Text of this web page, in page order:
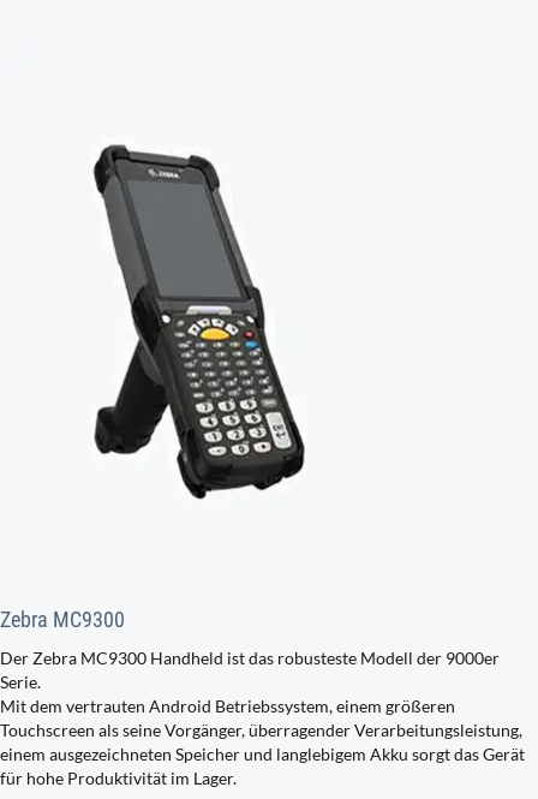
Zebra MC9300
Der Zebra MC9300 Handheld ist das robusteste Modell der 9000er
Serie.
Mit dem vertrauten Android Betriebssystem, einem größeren
Touchscreen als seine Vorgänger, überragender Verarbeitungsleistung,
einem ausgezeichneten Speicher und langlebigem Akku sorgt das Gerät
für hohe Produktivität im Lager.